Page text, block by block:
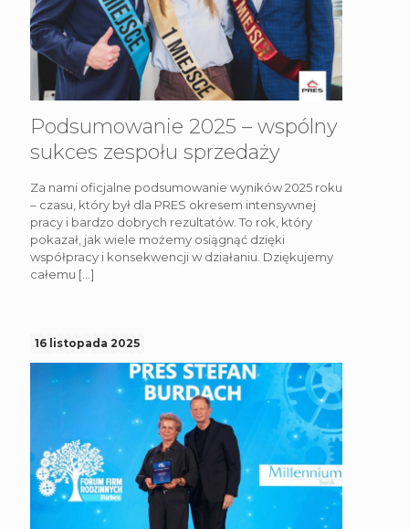
Podsumowanie 2025 – wspólny
sukces zespołu sprzedaży
Za nami oficjalne podsumowanie wyników 2025 roku
– czasu, który był dla PRES okresem intensywnej
pracy i bardzo dobrych rezultatów. To rok, który
pokazał, jak wiele możemy osiągnąć dzięki
współpracy i konsekwencji w działaniu. Dziękujemy
całemu […]
16 listopada 2025